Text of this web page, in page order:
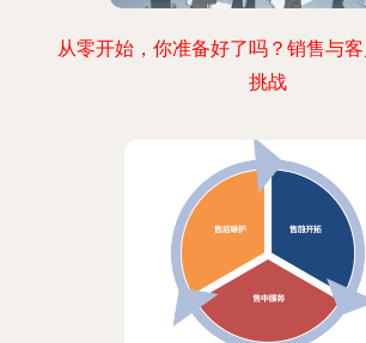
从零开始，你准备好了吗？销售与
挑战